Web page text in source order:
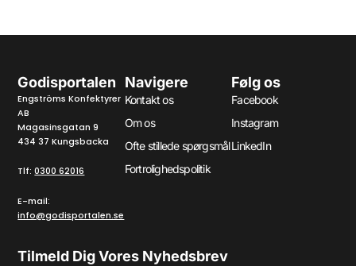
Godisportalen
Engströms Konfektyrer
AB
Magasinsgatan 9
434 37 Kungsbacka
Tlf:0300 62016
E-mail:
info@godisportalen.se
Navigere
Kontakt os
Om os
Ofte stillede spørgsmål
Fortrolighedspolitik
Følg os
Facebook
Instagram
LinkedIn
Tilmeld Dig Vores Nyhedsbrev